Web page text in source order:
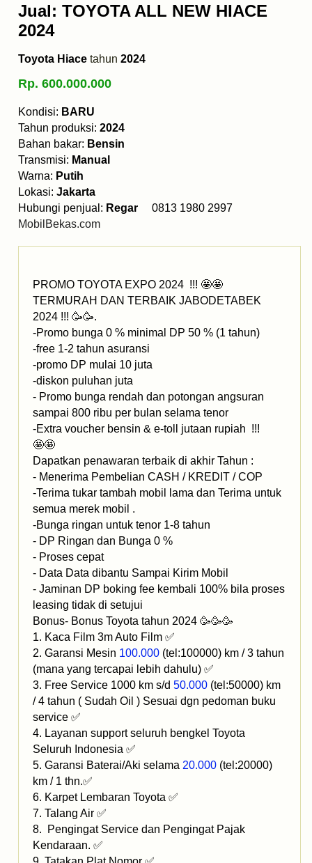
Jual: TOYOTA ALL NEW HIACE
2024
Toyota Hiace tahun 2024
Rp. 600.000.000
Kondisi: BARU
Tahun produksi: 2024
Bahan bakar: Bensin
Transmisi: Manual
Warna: Putih
Lokasi: Jakarta
Hubungi penjual: Regar 0813 1980 2997
MobilBekas.com
PROMO TOYOTA EXPO 2024 !!! 🤩🤩
TERMURAH DAN TERBAIK JABODETABEK
2024 !!! 🥳🥳.
-Promo bunga 0 % minimal DP 50 % (1 tahun)
-free 1-2 tahun asuransi
-promo DP mulai 10 juta
-diskon puluhan juta
- Promo bunga rendah dan potongan angsuran
sampai 800 ribu per bulan selama tenor
-Extra voucher bensin & e-toll jutaan rupiah !!!
🤩🤩
Dapatkan penawaran terbaik di akhir Tahun :
- Menerima Pembelian CASH / KREDIT / COP
-Terima tukar tambah mobil lama dan Terima untuk
semua merek mobil .
-Bunga ringan untuk tenor 1-8 tahun
- DP Ringan dan Bunga 0 %
- Proses cepat
- Data Data dibantu Sampai Kirim Mobil
- Jaminan DP boking fee kembali 100% bila proses
leasing tidak di setujui
Bonus- Bonus Toyota tahun 2024 🥳🥳🥳
1. Kaca Film 3m Auto Film ✅
2. Garansi Mesin 100.000 (tel:100000) km / 3 tahun
(mana yang tercapai lebih dahulu) ✅
3. Free Service 1000 km s/d 50.000 (tel:50000) km
/ 4 tahun ( Sudah Oil ) Sesuai dgn pedoman buku
service ✅
4. Layanan support seluruh bengkel Toyota
Seluruh Indonesia ✅
5. Garansi Baterai/Aki selama 20.000 (tel:20000)
km / 1 thn.✅
6. Karpet Lembaran Toyota ✅
7. Talang Air ✅
8. Pengingat Service dan Pengingat Pajak
Kendaraan. ✅